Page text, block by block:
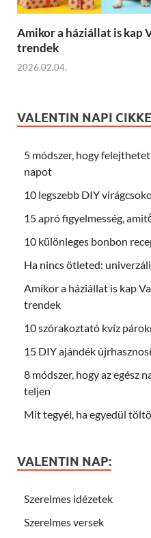
Amikor a háziállat is kap
trendek
2026.02.04.
VALENTIN NAPI
5 módszer, hogy
napot
10 legszebb DIY
15 apró figyelmesség,
10 különleges bonbon
Ha nincs ötleted:
Amikor a háziállat is kap
trendek
10 szórakoztató kvíz
15 DIY ajándék
8 módszer, hogy az egész
teljen
Mit tegyél, ha egyedül
VALENTIN NAP:
Szerelmes idézetek
Szerelmes versek